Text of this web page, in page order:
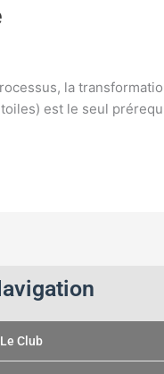
la
est le seul
Le Club